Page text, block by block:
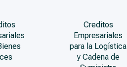
Creditos
Empresariales
para la Logística
y Cadena de